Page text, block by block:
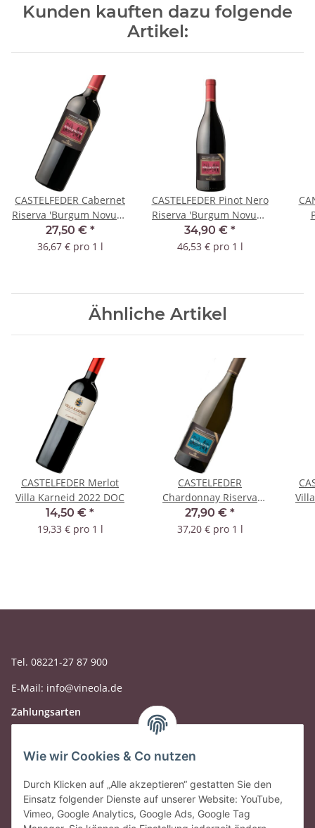
Kunden kauften dazu folgende
Artikel:
CASTELFEDER Cabernet
Riserva 'Burgum Novum'
2020 DOC
27,50 € *
36,67 € pro 1 l
CASTELFEDER Pinot Nero
Riserva 'Burgum Novum'
2020 DOC
34,90 € *
46,53 € pro 1 l
Ähnliche Artikel
CASTELFEDER Merlot
Villa Karneid 2022 DOC
14,50 € *
19,33 € pro 1 l
CASTELFEDER
Chardonnay Riserva
"Burgum Novum" 2022
DOC
27,90 € *
37,20 € pro 1 l
Tel. 08221-27 87 900
E-Mail: info@vineola.de
Zahlungsarten
Wie wir Cookies & Co nutzen
Durch Klicken auf „Alle akzeptieren“ gestatten Sie den
Einsatz folgender Dienste auf unserer Website: YouTube,
Vimeo, Google Analytics, Google Ads, Google Tag